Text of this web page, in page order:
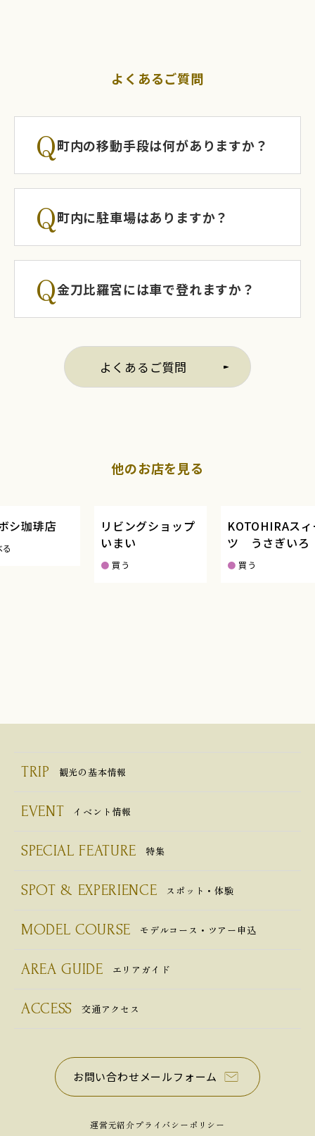
よくあるご質問
Q町内の移動手段は何がありますか？
Q町内に駐車場はありますか？
Q金刀比羅宮には車で登れますか？
よくあるご質問
他のお店を見る
シ珈琲店
リビングショップ
いまい
買う
KOTOHIRAスィ
ツ うさぎいろ
買う
TRIP 観光の基本情報
EVENT イベント情報
SPECIAL FEATURE 特集
SPOT & EXPERIENCE スポット・体験
MODEL COURSE モデルコース・ツアー申込
AREA GUIDE エリアガイド
ACCESS 交通アクセス
お問い合わせメールフォーム
運営元紹介プライバシーポリシー